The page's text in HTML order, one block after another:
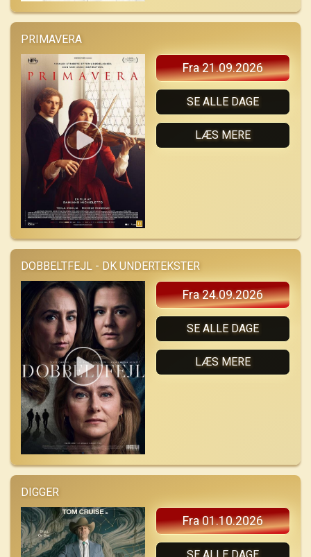
PRIMAVERA
Fra 21.09.2026
SE ALLE DAGE
LÆS MERE
DOBBELTFEJL - DK UNDERTEKSTER
Fra 24.09.2026
SE ALLE DAGE
LÆS MERE
DIGGER
Fra 01.10.2026